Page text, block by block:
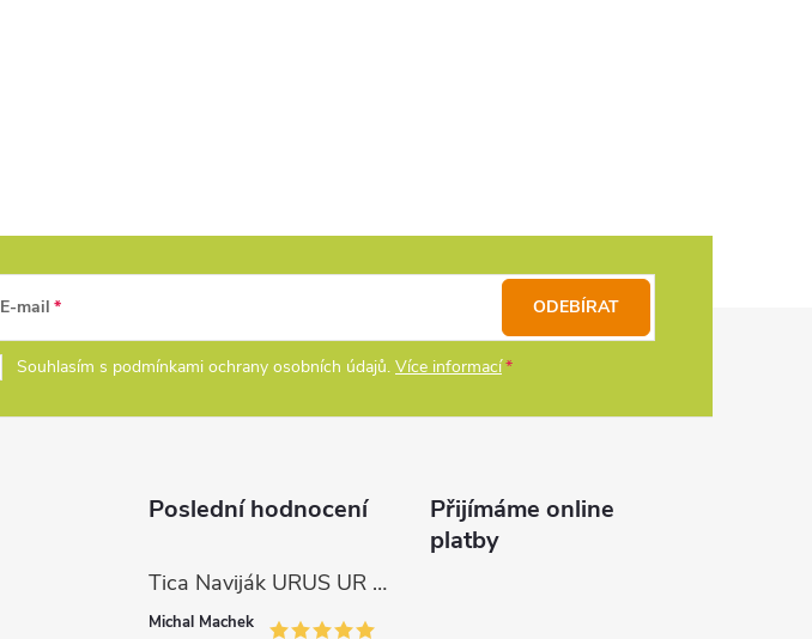
E-mail
Souhlasím s podmínkami ochrany osobních údajů. Více informací
ODEBÍRAT
Poslední hodnocení
Tica Naviják URUS UR 4000
Michal Machek
Přijímáme online
platby